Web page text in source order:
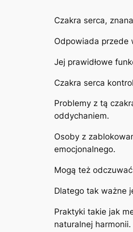
Czakra serca,
Odpowiada przede
Jej prawidłowe
Czakra serca
Problemy z tą
oddychaniem.
Osoby z
emocjonalnego.
Mogą też
Dlatego tak ważne
Praktyki takie jak
naturalnej harmonii.